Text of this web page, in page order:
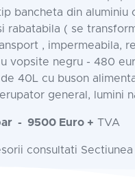
bancheta din aluminiu
rabatabila ( se
, impermeabila,
vopsite negru - 480
40L cu buson
general, lumini
- 9500 Euro + TVA
consultati